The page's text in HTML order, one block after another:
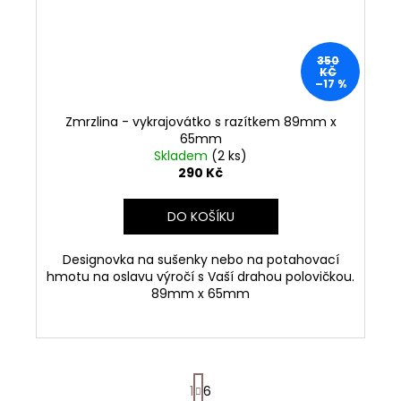
350
KČ
–17 %
Zmrzlina - vykrajovátko s razítkem 89mm x
65mm
Skladem (2 ks)
290 Kč
DO KOŠÍKU
Designovka na sušenky nebo na potahovací
hmotu na oslavu výročí s Vaší drahou polovičkou.
89mm x 65mm
S
1 6